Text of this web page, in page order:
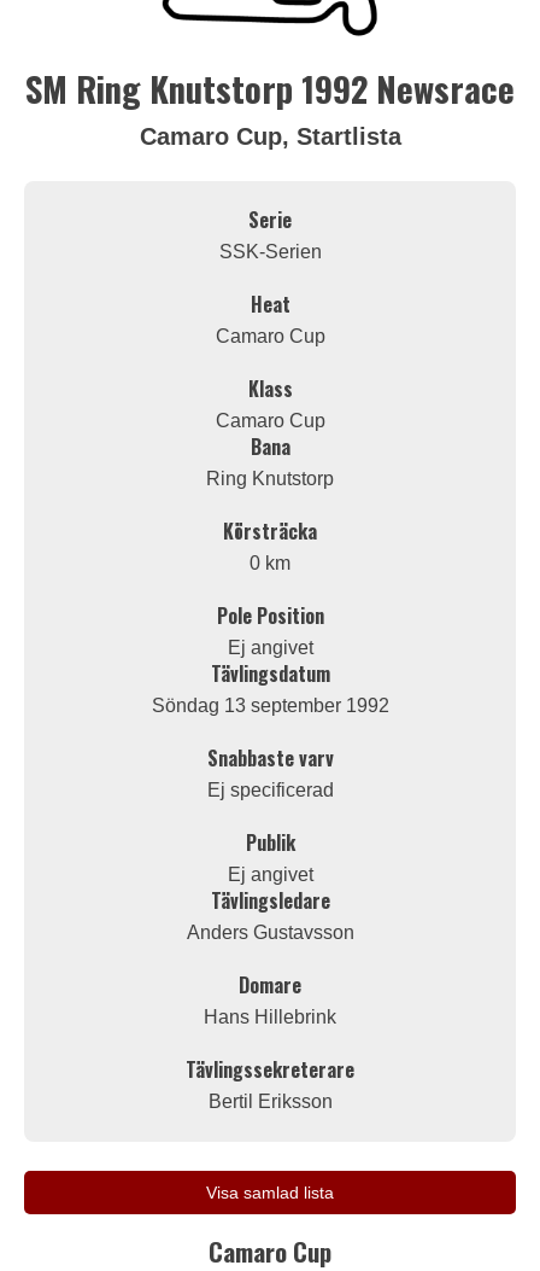
SM Ring Knutstorp 1992 Newsrace
Camaro Cup, Startlista
Serie
SSK-Serien
Heat
Camaro Cup
Klass
Camaro Cup
Bana
Ring Knutstorp
Körsträcka
0 km
Pole Position
Ej angivet
Tävlingsdatum
Söndag 13 september 1992
Snabbaste varv
Ej specificerad
Publik
Ej angivet
Tävlingsledare
Anders Gustavsson
Domare
Hans Hillebrink
Tävlingssekreterare
Bertil Eriksson
Visa samlad lista
Camaro Cup